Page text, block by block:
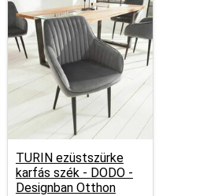
TURIN ezüstszürke
karfás szék - DODO -
Designban Otthon